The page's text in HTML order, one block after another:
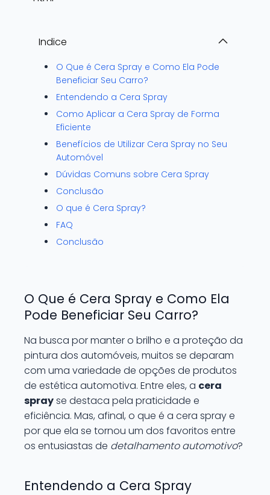
Indice
O Que é Cera Spray e Como Ela Pode
Beneficiar Seu Carro?
Entendendo a Cera Spray
Como Aplicar a Cera Spray de Forma
Eficiente
Benefícios de Utilizar Cera Spray no Seu
Automóvel
Dúvidas Comuns sobre Cera Spray
Conclusão
O que é Cera Spray?
FAQ
Conclusão
O Que é Cera Spray e Como Ela
Pode Beneficiar Seu Carro?
Na busca por manter o brilho e a proteção da
pintura dos automóveis, muitos se deparam
com uma variedade de opções de produtos
de estética automotiva. Entre eles, a cera
sprayse destaca pela praticidade e
eficiência. Mas, afinal, o que é a cera spray e
por que ela se tornou um dos favoritos entre
os entusiastas de detalhamento automotivo?
Entendendo a Cera Spray